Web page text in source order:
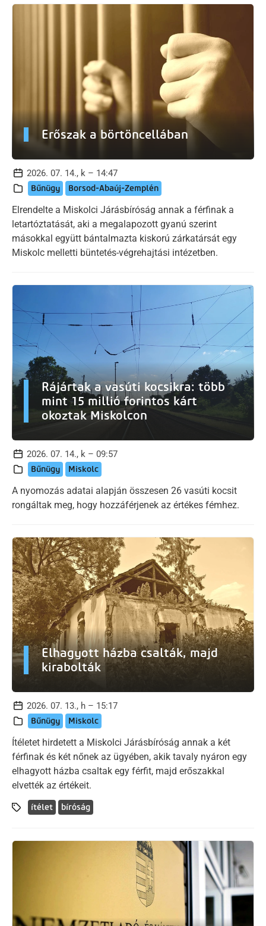
Erőszak a börtöncellában
2026. 07. 14., k – 14:47
Bűnügy Borsod-Abaúj-Zemplén
Elrendelte a Miskolci Járásbíróság annak a férfinak a
letartóztatását, aki a megalapozott gyanú szerint
másokkal együtt bántalmazta kiskorú zárkatársát egy
Miskolc melletti büntetés-végrehajtási intézetben.
Rájártak a vasúti kocsikra: több
mint 15 millió forintos kárt
okoztak Miskolcon
2026. 07. 14., k – 09:57
Bűnügy Miskolc
A nyomozás adatai alapján összesen 26 vasúti kocsit
rongáltak meg, hogy hozzáférjenek az értékes fémhez.
Elhagyott házba csalták, majd
kirabolták
2026. 07. 13., h – 15:17
Bűnügy Miskolc
Ítéletet hirdetett a Miskolci Járásbíróság annak a két
férfinak és két nőnek az ügyében, akik tavaly nyáron egy
elhagyott házba csaltak egy férfit, majd erőszakkal
elvették az értékeit.
ítélet bíróság